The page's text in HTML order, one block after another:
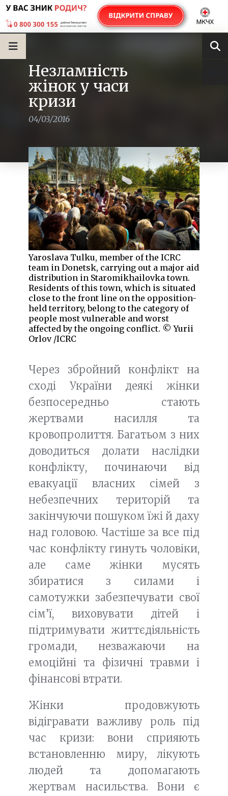
Незламність
жінок у часи
кризи
04/03/2016
Yaroslava Tulku, member of the ICRC
team in Donetsk, carrying out a major aid
distribution in Staromikhailovka town.
Residents of this town, which is situated
close to the front line on the opposition-
held territory, belong to the category of
people most vulnerable and worst
affected by the ongoing conflict. © Yurii
Orlov /ICRC
Через збройний конфлікт на
сході України деякі жінки
безпосередньо стають
жертвами насилля та
кровопролиття. Багатьом з них
доводиться долати наслідки
конфлікту, починаючи від
евакуації власних сімей з
небезпечних територій та
закінчуючи пошуком їжі й даху
над головою. Частіше за все під
час конфлікту гинуть чоловіки,
але саме жінки мусять
збиратися з силами і
самотужки забезпечувати свої
сім’ї, виховувати дітей і
підтримувати життєдіяльність
громади, незважаючи на
емоційні та фізичні травми і
фінансові втрати.
Жінки продовжують
відігравати важливу роль під
час кризи: вони сприяють
встановленню миру, лікують
людей та допомагають
жертвам насильства. Вони є